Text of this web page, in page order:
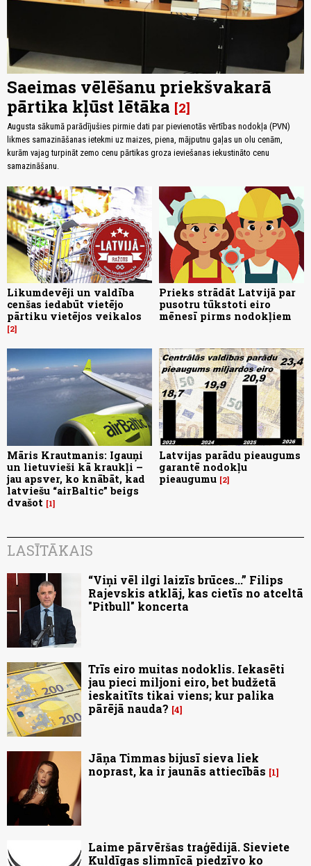
Saeimas vēlēšanu priekšvakarā
pārtika kļūst lētāka 2
Augusta sākumā parādījušies pirmie dati par pievienotās vērtības nodokļa (PVN)
likmes samazināšanas ietekmi uz maizes, piena, mājputnu gaļas un olu cenām,
kurām vajag turpināt zemo cenu pārtikas groza ieviešanas iekustināto cenu
samazināšanu.
Likumdevēji un valdība
cenšas iedabūt vietējo
pārtiku vietējos veikalos
2
Prieks strādāt Latvijā par
pusotru tūkstoti eiro
mēnesī pirms nodokļiem
Māris Krautmanis: Igauņi
un lietuvieši kā kraukļi –
jau apsver, ko knābāt, kad
latviešu “airBaltic” beigs
dvašot
1
Latvijas parādu pieaugums
garantē nodokļu
pieaugumu 2
LASĪTĀKAIS
“Viņi vēl ilgi laizīs brūces...” Filips
Rajevskis atklāj, kas cietīs no atceltā
"Pitbull" koncerta
Trīs eiro muitas nodoklis. Iekasēti
jau pieci miljoni eiro, bet budžetā
ieskaitīts tikai viens; kur palika
pārējā nauda? 4
Jāņa Timmas bijusī sieva liek
noprast, ka ir jaunās attiecībās
1
Laime pārvēršas traģēdijā. Sieviete
Kuldīgas slimnīcā piedzīvo ko